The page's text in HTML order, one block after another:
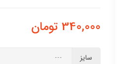
340,000 تومان
سایز